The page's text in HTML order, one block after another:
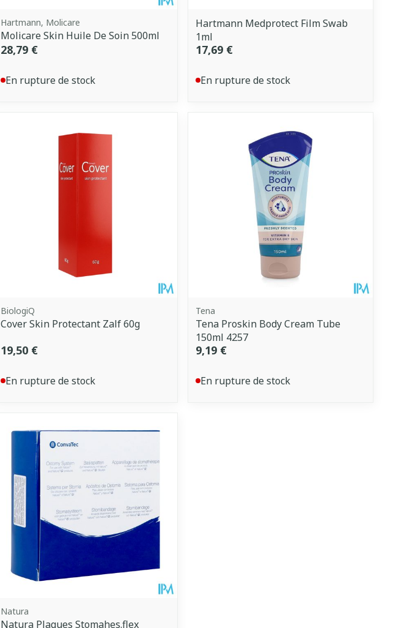
Hartmann, Molicare
Molicare Skin Huile De Soin 500ml
28,79 €
En rupture de stock
Hartmann Medprotect Film Swab
1ml
17,69 €
En rupture de stock
BiologiQ
Cover Skin Protectant Zalf 60g
19,50 €
En rupture de stock
Tena
Tena Proskin Body Cream Tube
150ml 4257
9,19 €
En rupture de stock
Natura
Natura Plaques Stomahes.flex